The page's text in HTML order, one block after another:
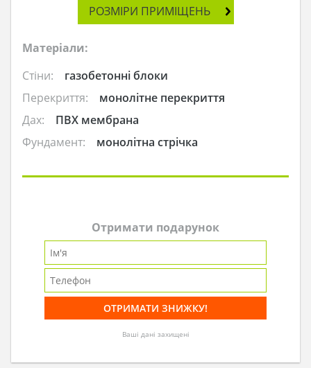
РОЗМІРИ ПРИМІЩЕНЬ
Матеріали:
Стіни:
газобетонні блоки
Перекриття:
монолітне перекриття
Дах:
ПВХ мембрана
Фундамент:
монолітна стрічка
Отримати подарунок
Ваші дані захищені